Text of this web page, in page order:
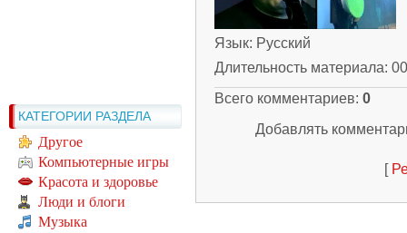
КАТЕГОРИИ РАЗДЕЛА
Другое
Компьютерные игры
Красота и здоровье
Люди и блоги
Музыка
Язык: Русский
Длительность материала:
Всего комментариев: 0
Добавлять
[